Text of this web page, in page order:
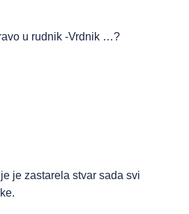
u rudnik -Vrdnik …?
je zastarela stvar sada svi